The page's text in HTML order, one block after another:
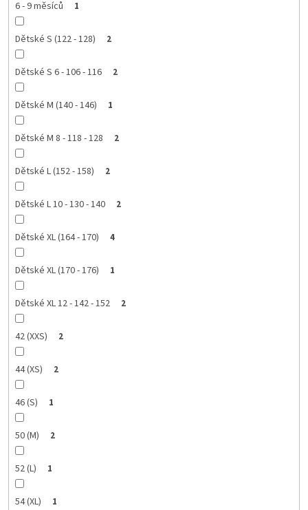
6 - 9 měsíců 1
Dětské S (122 - 128) 2
Dětské S 6 - 106 - 116 2
Dětské M (140 - 146) 1
Dětské M 8 - 118 - 128 2
Dětské L (152 - 158) 2
Dětské L 10 - 130 - 140 2
Dětské XL (164 - 170) 4
Dětské XL (170 - 176) 1
Dětské XL 12 - 142 - 152 2
42 (XXS) 2
44 (XS) 2
46 (S) 1
50 (M) 2
52 (L) 1
54 (XL) 1